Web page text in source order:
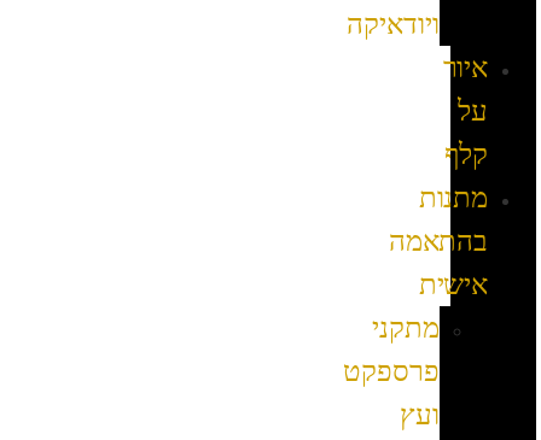
ויודאיקה
איור
על
קלף
מתנות
בהתאמה
אישית
מתקני
פרספקט
ועץ